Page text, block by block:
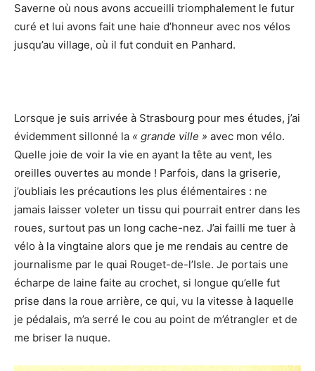
Saverne où nous avons accueilli triomphalement le futur
curé et lui avons fait une haie d’honneur avec nos vélos
jusqu’au village, où il fut conduit en Panhard.
Lorsque je suis arrivée à Strasbourg pour mes études, j’ai
évidemment sillonné la « grande ville » avec mon vélo.
Quelle joie de voir la vie en ayant la tête au vent, les
oreilles ouvertes au monde ! Parfois, dans la griserie,
j’oubliais les précautions les plus élémentaires : ne
jamais laisser voleter un tissu qui pourrait entrer dans les
roues, surtout pas un long cache-nez. J’ai failli me tuer à
vélo à la vingtaine alors que je me rendais au centre de
journalisme par le quai Rouget-de-l’Isle. Je portais une
écharpe de laine faite au crochet, si longue qu’elle fut
prise dans la roue arrière, ce qui, vu la vitesse à laquelle
je pédalais, m’a serré le cou au point de m’étrangler et de
me briser la nuque.